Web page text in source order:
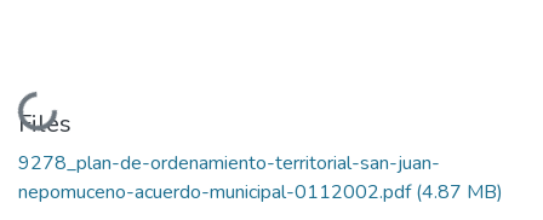
Loading...
Files
9278_plan-de-ordenamiento-territorial-san-juan-
nepomuceno-acuerdo-municipal-0112002.pdf(4.87 MB)